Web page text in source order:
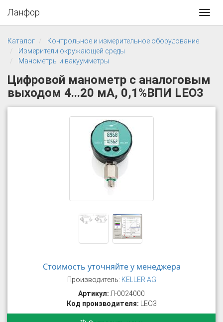
Ланфор
Каталог
Контрольное и измерительное оборудование
Измерители окружающей среды
Манометры и вакуумметры
Цифровой манометр с аналоговым
выходом 4...20 мА, 0,1%ВПИ LEO3
Стоимость уточняйте у менеджера
Производитель: KELLER AG
Артикул: Л-0024000
Код производителя: LEO3